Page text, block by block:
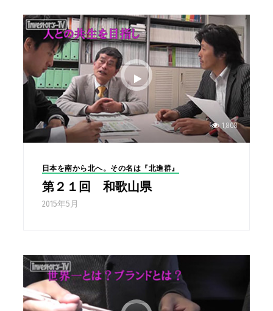
1,808
日本を南から北へ。その名は『北進群』
第２１回 和歌山県
2015年5月